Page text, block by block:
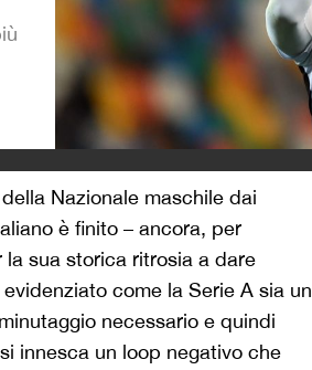
Nazionale maschile dai
è finito – ancora, per
la sua storica ritrosia a dare
come la Serie A sia un
necessario e quindi
innesca un loop negativo che